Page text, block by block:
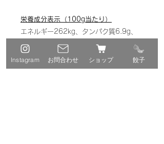
栄養成分表示（100g当たり）
エネルギー262kg、タンパク質6.9g、
脂質12.5g、炭水化物30.4g、食塩相当
Instagram お問合わせ ショップ 餃子